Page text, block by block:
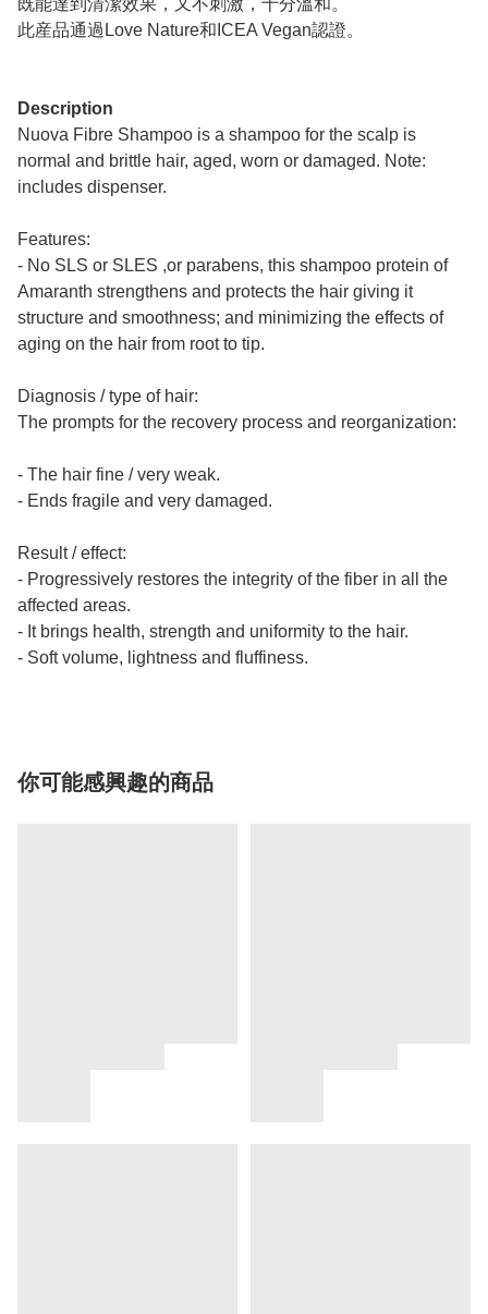
既能達到清潔效果，又不刺激，十分溫和。
此産品通過Love Nature和ICEA Vegan認證。
Description
Nuova Fibre Shampoo is a shampoo for the scalp is
normal and brittle hair, aged, worn or damaged. Note:
includes dispenser.
Features:
- No SLS or SLES ,or parabens, this shampoo protein of
Amaranth strengthens and protects the hair giving it
structure and smoothness; and minimizing the effects of
aging on the hair from root to tip.
Diagnosis / type of hair:
The prompts for the recovery process and reorganization:
- The hair fine / very weak.
- Ends fragile and very damaged.
Result / effect:
- Progressively restores the integrity of the fiber in all the
affected areas.
- It brings health, strength and uniformity to the hair.
- Soft volume, lightness and fluffiness.
你可能感興趣的商品